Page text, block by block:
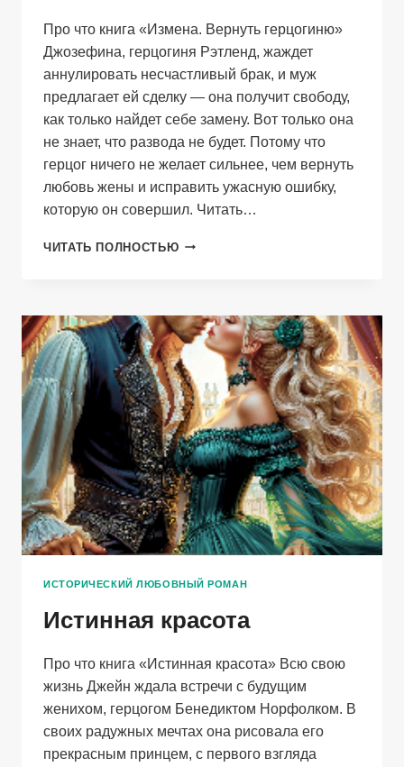
Про что книга «Измена. Вернуть герцогиню»
Джозефина, герцогиня Рэтленд, жаждет
аннулировать несчастливый брак, и муж
предлагает ей сделку — она получит свободу,
как только найдет себе замену. Вот только она
не знает, что развода не будет. Потому что
герцог ничего не желает сильнее, чем вернуть
любовь жены и исправить ужасную ошибку,
которую он совершил. Читать…
ЧИТАТЬ ПОЛНОСТЬЮ ИЗМЕНА.
ИСТОРИЧЕСКИЙ ЛЮБОВНЫЙ РОМАН
Истинная красота
Про что книга «Истинная красота» Всю свою
жизнь Джейн ждала встречи с будущим
женихом, герцогом Бенедиктом Норфолком. В
своих радужных мечтах она рисовала его
прекрасным принцем, с первого взгляда